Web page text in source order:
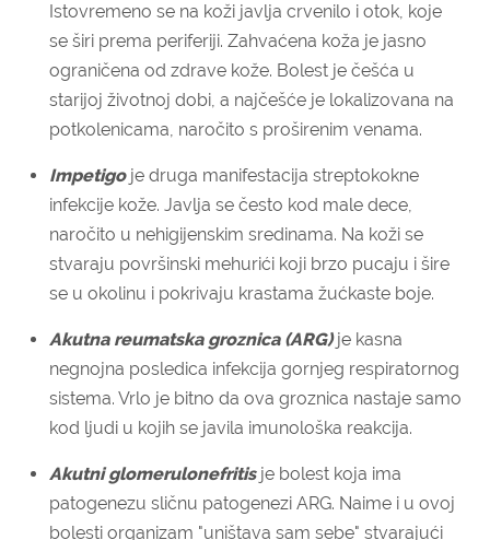
Istovremeno se na koži javlja crvenilo i otok, koje
se širi prema periferiji. Zahvaćena koža je jasno
ograničena od zdrave kože. Bolest je češća u
starijoj životnoj dobi, a najčešće je lokalizovana na
potkolenicama, naročito s proširenim venama.
Impetigoje druga manifestacija streptokokne
infekcije kože. Javlja se često kod male dece,
naročito u nehigijenskim sredinama. Na koži se
stvaraju površinski mehurići koji brzo pucaju i šire
se u okolinu i pokrivaju krastama žućkaste boje.
Akutna reumatska groznica (ARG)je kasna
negnojna posledica infekcija gornjeg respiratornog
sistema. Vrlo je bitno da ova groznica nastaje samo
kod ljudi u kojih se javila imunološka reakcija.
Akutni glomerulonefritisje bolest koja ima
patogenezu sličnu patogenezi ARG. Naime i u ovoj
bolesti organizam "uništava sam sebe" stvarajući